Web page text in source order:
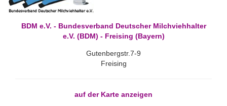
BDM e.V. - Bundesverband Deutscher Milchviehhalter
e.V. (BDM) - Freising (Bayern)
Gutenbergstr.7-9
Freising
auf der Karte anzeigen